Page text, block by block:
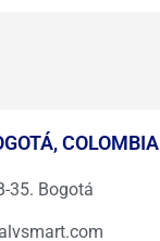
COLOMBIA
35. Bogotá